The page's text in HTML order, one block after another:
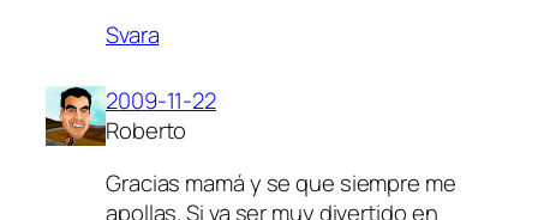
Svara
2009-11-22
Roberto
Gracias mamá y se que siempre me
apollas. Si va ser muy divertido en